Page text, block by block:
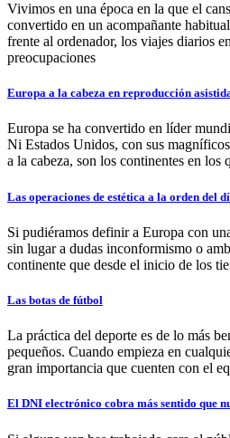
Vivimos en una época en la que el
convertido en un acompañante
frente al ordenador, los viajes diarios
preocupaciones
Europa a la cabeza en reproducción
Europa se ha convertido en líder
Ni Estados Unidos, con sus
a la cabeza, son los continentes en los
Las operaciones de estética a la orden del
Si pudiéramos definir a Europa con
sin lugar a dudas inconformismo o
continente que desde el inicio de los
Las botas de fútbol
La práctica del deporte es de lo más
pequeños. Cuando empieza en
gran importancia que cuenten con el
El DNI electrónico cobra más sentido que